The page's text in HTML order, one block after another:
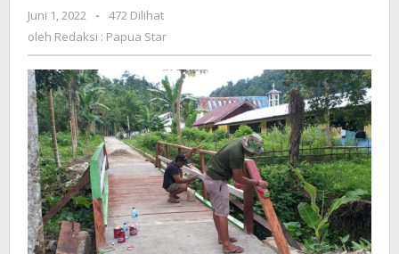
Mamisi
Juni 1, 2022
oleh
Redaksi
Star
-
472 Dilihat
oleh Redaksi : Papua Star